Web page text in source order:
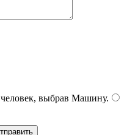
выбрав Машину.